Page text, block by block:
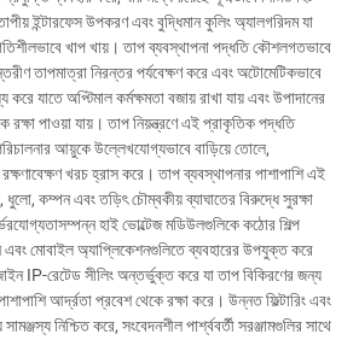
ইন্টারফেস উপকরণ এবং বুদ্ধিমান কুলিং অ্যালগরিদম যা
খাপ খায়। তাপ ব্যবস্থাপনা পদ্ধতি কৌশলগতভাবে
তাপমাত্রা নিরন্তর পর্যবেক্ষণ করে এবং অটোমেটিকভাবে
করে যাতে অপ্টিমাল কর্মক্ষমতা বজায় রাখা যায় এবং উপাদানের
পাওয়া যায়। তাপ নিয়ন্ত্রণে এই প্রাকৃতিক পদ্ধতি
আয়ুকে উল্লেখযোগ্যভাবে বাড়িয়ে তোলে,
খরচ হ্রাস করে। তাপ ব্যবস্থাপনার পাশাপাশি এই
কম্পন এবং তড়িৎ চৌম্বকীয় ব্যাঘাতের বিরুদ্ধে সুরক্ষা
হাই ভোল্টেজ মডিউলগুলিকে কঠোর শিল্প
মোবাইল অ্যাপ্লিকেশনগুলিতে ব্যবহারের উপযুক্ত করে
IP-রেটেড সীলিং অন্তর্ভুক্ত করে যা তাপ বিকিরণের জন্য
আর্দ্রতা প্রবেশ থেকে রক্ষা করে। উন্নত ফিল্টারিং এবং
নিশ্চিত করে, সংবেদনশীল পার্শ্ববর্তী সরঞ্জামগুলির সাথে